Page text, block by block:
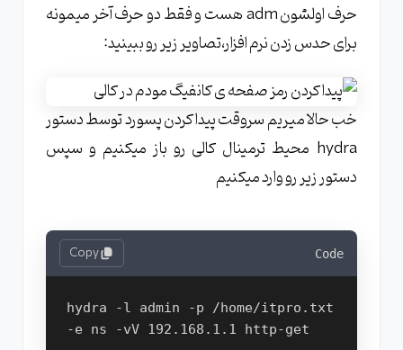
حرف اولشون adm هست و فقط دو حرف آخر میمونه
برای حدس زدن نرم افزار،تصاویر زیر رو ببینید:
خب حالا میریم سروقت پیدا کردن پسورد توسط دستور
hydra محیط ترمینال کالی رو باز میکنیم و سپس
دستور زیر رو وارد میکنیم
Code
Copy
hydra -l admin -p /home/itpro.txt